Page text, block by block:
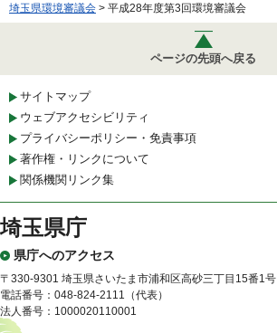
埼玉県環境審議会 > 平成28年度第3回環境審議会
ページの先頭へ戻る
サイトマップ
ウェブアクセシビリティ
プライバシーポリシー・免責事項
著作権・リンクについて
関係機関リンク集
埼玉県庁
県庁へのアクセス
〒330-9301 埼玉県さいたま市浦和区高砂三丁目15番1号
電話番号：048-824-2111（代表）
法人番号：1000020110001